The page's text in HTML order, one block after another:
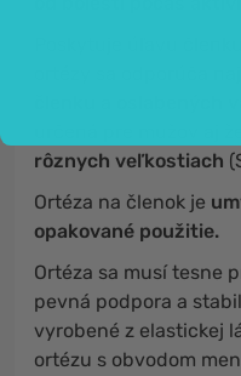
rôznych veľkostiach
Ortéza na členok je
opakované použitie.
Ortéza sa musí tesne
pevná podpora a
vyrobené z elastickej
ortézu s obvodom